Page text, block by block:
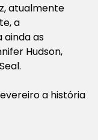
atualmente
a
as
Hudson,
a história